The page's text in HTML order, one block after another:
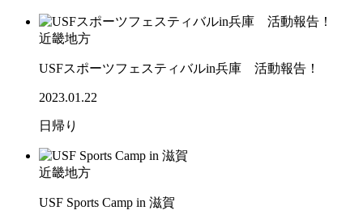
近畿地方
USFスポーツフェスティバルin兵庫 活動報告！
2023.01.22
日帰り
近畿地方
USF Sports Camp in 滋賀